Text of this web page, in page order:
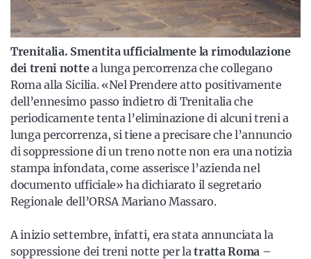
Trenitalia. Smentita ufficialmente la rimodulazione
dei treni nottea lunga percorrenza che collegano
Roma alla Sicilia. «Nel Prendere atto positivamente
dell’ennesimo passo indietro di Trenitalia che
periodicamente tenta l’eliminazione di alcuni treni a
lunga percorrenza, si tiene a precisare che l’annuncio
di soppressione di un treno notte non era una notizia
stampa infondata, come asserisce l’azienda nel
documento ufficiale» ha dichiarato il segretario
Regionale dell’ORSA Mariano Massaro.
A inizio settembre, infatti, era stata annunciata la
soppressione dei treni notte per latratta Roma –